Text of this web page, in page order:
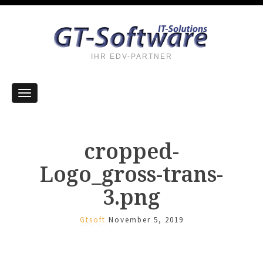
IHR EDV-PARTNER
cropped-
Logo_gross-trans-
3.png
Gtsoft November 5, 2019